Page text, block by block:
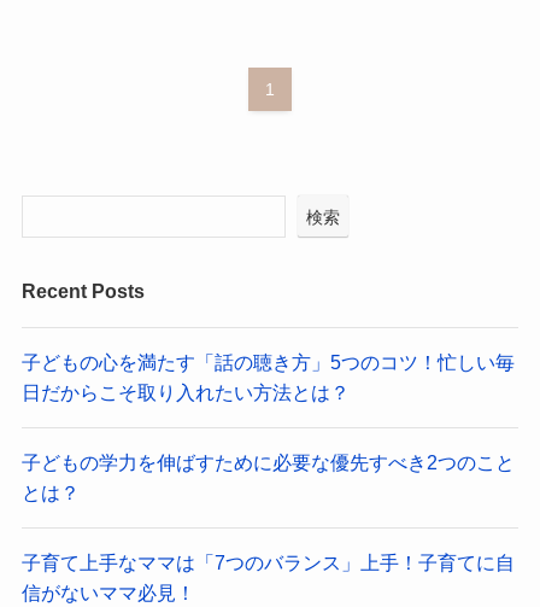
1
検索
Recent Posts
子どもの心を満たす「話の聴き方」5つのコツ！忙しい毎
日だからこそ取り入れたい方法とは？
子どもの学力を伸ばすために必要な優先すべき2つのこと
とは？
子育て上手なママは「7つのバランス」上手！子育てに自
信がないママ必見！